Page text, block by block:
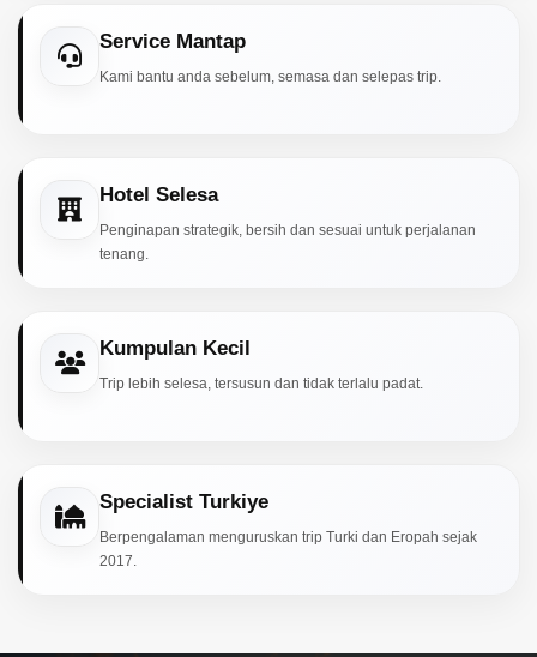
Service Mantap
Kami bantu anda sebelum, semasa dan selepas trip.
Hotel Selesa
Penginapan strategik, bersih dan sesuai untuk perjalanan
tenang.
Kumpulan Kecil
Trip lebih selesa, tersusun dan tidak terlalu padat.
Specialist Turkiye
Berpengalaman menguruskan trip Turki dan Eropah sejak
2017.